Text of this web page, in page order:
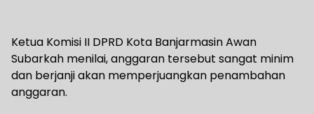
Ketua Komisi II DPRD Kota Banjarmasin Awan
Subarkah menilai, anggaran tersebut sangat minim
dan berjanji akan memperjuangkan penambahan
anggaran.